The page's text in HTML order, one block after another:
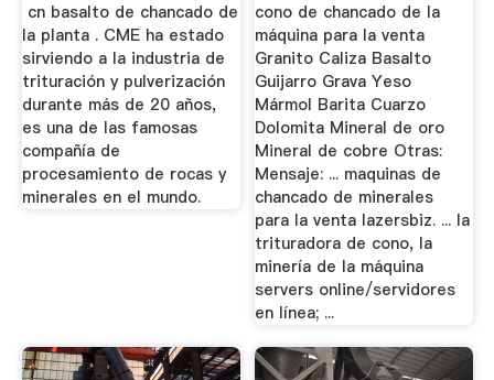
cn basalto de chancado de
la planta . CME ha estado
sirviendo a la industria de
trituración y pulverización
durante más de 20 años,
es una de las famosas
compañía de
procesamiento de rocas y
minerales en el mundo.
cono de chancado de la
máquina para la venta
Granito Caliza Basalto
Guijarro Grava Yeso
Mármol Barita Cuarzo
Dolomita Mineral de oro
Mineral de cobre Otras:
Mensaje: ... maquinas de
chancado de minerales
para la venta lazersbiz. ... la
trituradora de cono, la
minería de la máquina
servers online/servidores
en línea; ...